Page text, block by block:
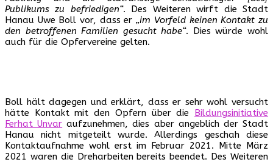
Publikums zu befriedigen“. Des Weiteren wirft die Stadt
Hanau Uwe Boll vor, dass er„im Vorfeld keinen Kontakt zu
den betroffenen Familien gesucht habe“. Dies würde wohl
auch für die Opfervereine gelten.
Boll hält dagegen und erklärt, dass er sehr wohl versucht
hätte Kontakt mit den Opfern über die Bildungsinitiative
Ferhat Unvar aufzunehmen, dies aber angeblich der Stadt
Hanau nicht mitgeteilt wurde. Allerdings geschah diese
Kontaktaufnahme wohl erst im Februar 2021. Mitte März
2021 waren die Dreharbeiten bereits beendet. Des Weiteren